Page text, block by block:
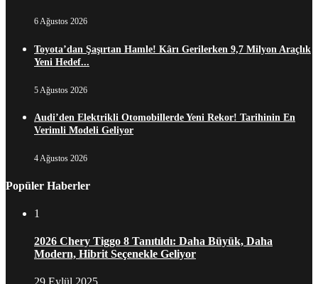
6 Ağustos 2026
Toyota’dan Şaşırtan Hamle! Kârı Gerilerken 9,7 Milyon Araçlık
Yeni Hedef...
5 Ağustos 2026
Audi’den Elektrikli Otomobillerde Yeni Rekor! Tarihinin En
Verimli Modeli Geliyor
4 Ağustos 2026
Popüler Haberler
1
2026 Chery Tiggo 8 Tanıtıldı: Daha Büyük, Daha
Modern, Hibrit Seçenekle Geliyor